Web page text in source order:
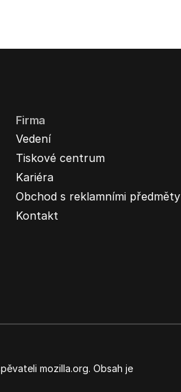
Firma
Vedení
Tiskové centrum
Kariéra
Obchod s reklamními předměty
Kontakt
mozilla.org. Obsah je